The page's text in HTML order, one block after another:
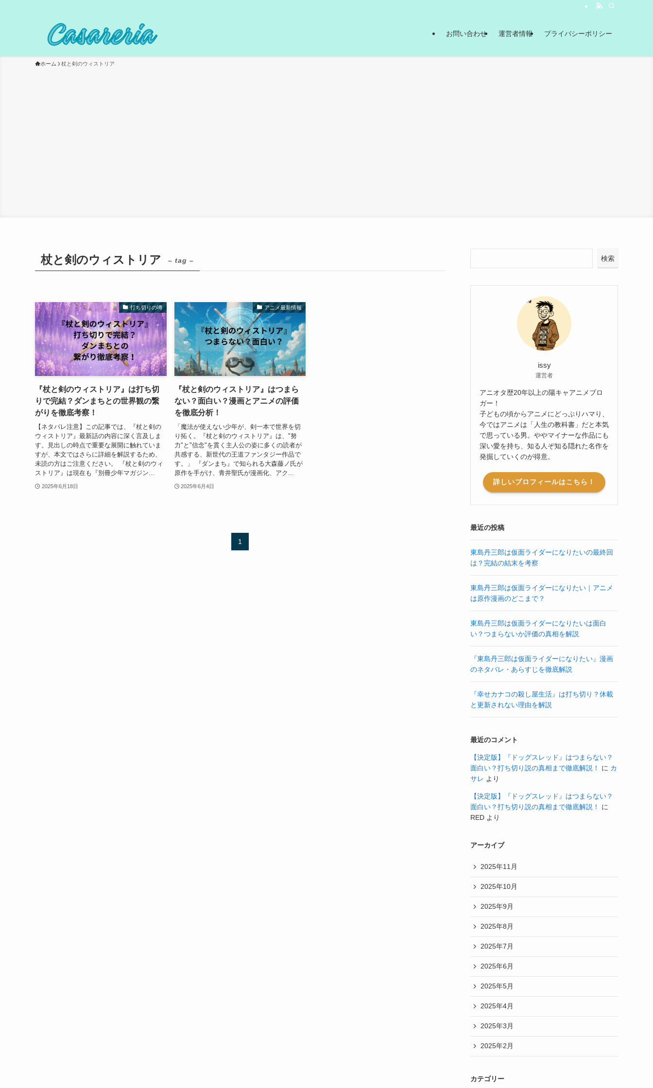
お問い合わせ 運営者情報 プライバシーポリシー
ホーム 杖と剣のウィストリア
杖と剣のウィストリア – tag –
打ち切りの噂
『杖と剣のウィストリア』は打ち切
りで完結？ダンまちとの世界観の繋
がりを徹底考察！
【ネタバレ注意】この記事では、『杖と剣の
ウィストリア』最新話の内容に深く言及しま
す。見出しの時点で重要な展開に触れていま
すが、本文ではさらに詳細を解説するため、
未読の方はご注意ください。 『杖と剣のウィ
ストリア』は現在も『別冊少年マガジン...
2025年6月18日
アニメ最新情報
『杖と剣のウィストリア』はつまら
ない？面白い？漫画とアニメの評価
を徹底分析！
「魔法が使えない少年が、剣一本で世界を切
り拓く。『杖と剣のウィストリア』は、"努
力"と"信念"を貫く主人公の姿に多くの読者が
共感する、新世代の王道ファンタジー作品で
す。」 『ダンまち』で知られる大森藤ノ氏が
原作を手がけ、青井聖氏が漫画化、アク...
2025年6月4日
1
検索
issy
運営者
アニオタ歴20年以上の陽キャアニメブロ
ガー！
子どもの頃からアニメにどっぷりハマり、
今ではアニメは「人生の教科書」だと本気
で思っている男。ややマイナーな作品にも
深い愛を持ち、知る人ぞ知る隠れた名作を
発掘していくのが得意。
詳しいプロフィールはこちら！
最近の投稿
東島丹三郎は仮面ライダーになりたいの最終回
は？完結の結末を考察
東島丹三郎は仮面ライダーになりたい｜アニメ
は原作漫画のどこまで？
東島丹三郎は仮面ライダーになりたいは面白
い？つまらないか評価の真相を解説
『東島丹三郎は仮面ライダーになりたい』漫画
のネタバレ・あらすじを徹底解説
『幸せカナコの殺し屋生活』は打ち切り？休載
と更新されない理由を解説
最近のコメント
【決定版】『ドッグスレッド』はつまらない？
面白い？打ち切り説の真相まで徹底解説！
に カ
サレ より
【決定版】『ドッグスレッド』はつまらない？
面白い？打ち切り説の真相まで徹底解説！
に
RED より
アーカイブ
2025年11月
2025年10月
2025年9月
2025年8月
2025年7月
2025年6月
2025年5月
2025年4月
2025年3月
2025年2月
カテゴリー